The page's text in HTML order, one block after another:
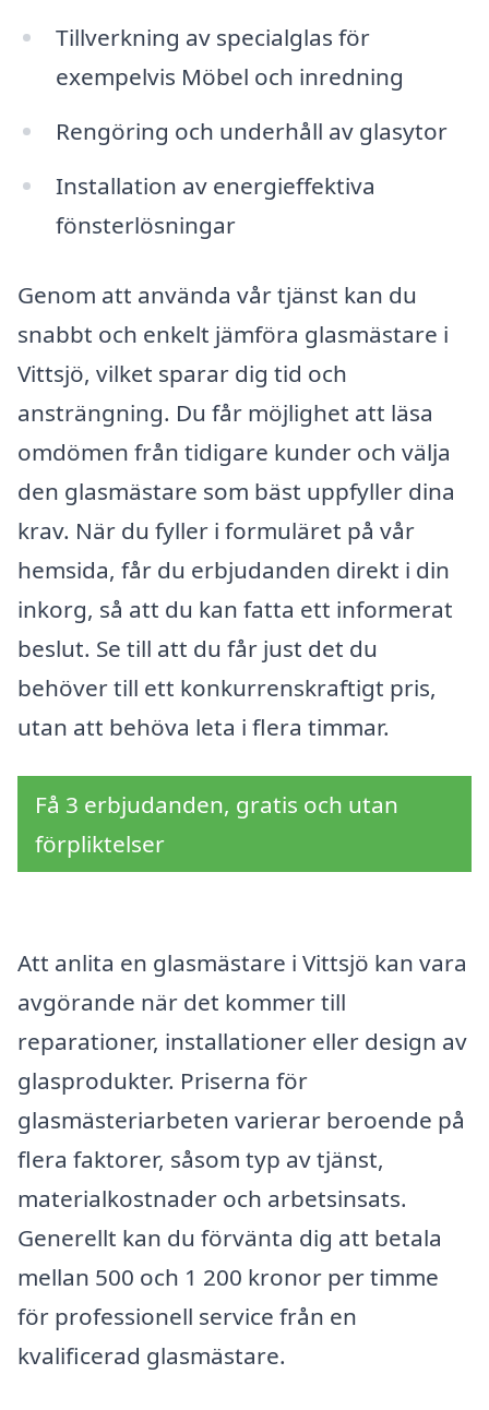
Tillverkning av specialglas för
exempelvis Möbel och inredning
Rengöring och underhåll av glasytor
Installation av energieffektiva
fönsterlösningar
Genom att använda vår tjänst kan du
snabbt och enkelt jämföra glasmästare i
Vittsjö, vilket sparar dig tid och
ansträngning. Du får möjlighet att läsa
omdömen från tidigare kunder och välja
den glasmästare som bäst uppfyller dina
krav. När du fyller i formuläret på vår
hemsida, får du erbjudanden direkt i din
inkorg, så att du kan fatta ett informerat
beslut. Se till att du får just det du
behöver till ett konkurrenskraftigt pris,
utan att behöva leta i flera timmar.
Få 3 erbjudanden, gratis och utan
förpliktelser
Att anlita en glasmästare i Vittsjö kan vara
avgörande när det kommer till
reparationer, installationer eller design av
glasprodukter. Priserna för
glasmästeriarbeten varierar beroende på
flera faktorer, såsom typ av tjänst,
materialkostnader och arbetsinsats.
Generellt kan du förvänta dig att betala
mellan 500 och 1 200 kronor per timme
för professionell service från en
kvalificerad glasmästare.